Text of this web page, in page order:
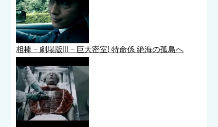
相棒－劇場版III－巨大密室! 特命係 絶海の孤島へ